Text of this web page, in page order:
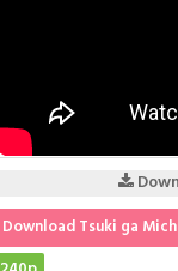
Download Tsuki ga